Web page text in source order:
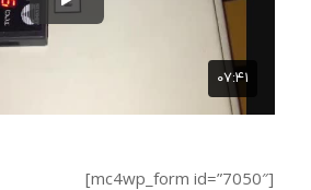
[mc4wp_form id=”7050″]